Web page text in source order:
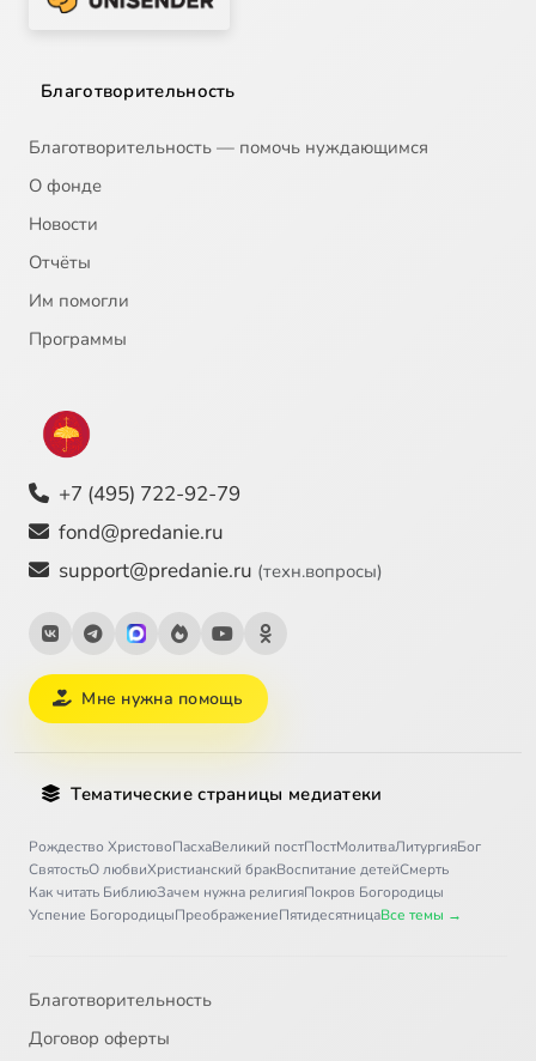
Благотворительность
Благотворительность — помочь нуждающимся
О фонде
Новости
Отчёты
Им помогли
Программы
+7 (495) 722-92-79
fond@predanie.ru
support@predanie.ru (техн.вопросы)
Мне нужна помощь
Тематические страницы медиатеки
Рождество ХристовоПасхаВеликий постПостМолитваЛитургияБог
СвятостьО любвиХристианский бракВоспитание детейСмерть
Как читать БиблиюЗачем нужна религияПокров Богородицы
Успение БогородицыПреображениеПятидесятницаВсе темы →
Благотворительность
Договор оферты